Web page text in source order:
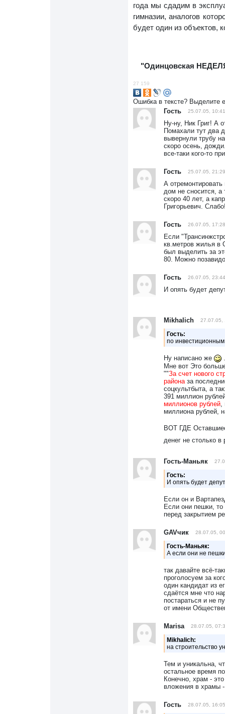
года мы сдадим в
гимназии, аналогов
будет один из объектов,
"Одинцовская
27 159
Ошибка в тексте? Выделите
Гость
25.07.05,
Ну-ну, Ник Григ! А
Помахали тут два
вывернули трубу
скоро осень,
все-таки кого-то
Гость 25.07.05,
А
дом не сносится, а
скоро 40 лет, а
Григорьевич.
Гость 26.07.05,
Если
кв.метров жилья в
был выделить за
80. Можно
Гость 26.07.05,
И опять будет
Mikhalich 27.07.05,
Гость:
по инвестиционным
Ну написано же
Мне вот Это
""За счет нового
районаза
соцкультбыта, а
391 миллион
миллионов рублей,
миллиона рублей,
ВОТ ГДЕ
денег не столько
Гость-Маньяк
Гость:
И опять будет
Если он и
Если они пешки,
перед закрытием
GAVчик 28.07.05,
Гость-Маньяк:
А если они не
так давайте всё-
проголосуем за
один кандидат из
сдаётся мне что
постараться и не
от имени
Marisa 28.07.05,
Mikhalich:
на строительство
Тем и уникальна,
остальное время
Конечно, храм -
вложения в храмы
Гость 28.07.05,